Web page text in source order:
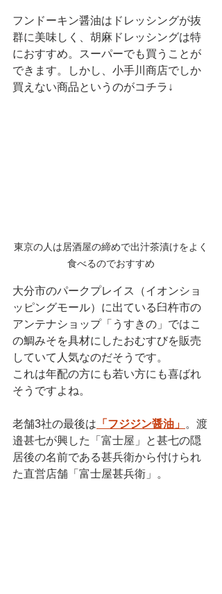
フンドーキン醤油はドレッシングが抜
群に美味しく、胡麻ドレッシングは特
におすすめ。スーパーでも買うことが
できます。しかし、小手川商店でしか
買えない商品というのがコチラ↓
東京の人は居酒屋の締めで出汁茶漬けをよく
食べるのでおすすめ
大分市のパークプレイス（イオンショ
ッピングモール）に出ている臼杵市の
アンテナショップ「うすきの」ではこ
の鯛みそを具材にしたおむすびを販売
していて人気なのだそうです。
これは年配の方にも若い方にも喜ばれ
そうですよね。
老舗3社の最後は 「フジジン醤油」 。 渡
邉甚七が興した「富士屋」と甚七の隠
居後の名前である甚兵衛から付けられ
た直営店舗 「富士屋甚兵衛」。